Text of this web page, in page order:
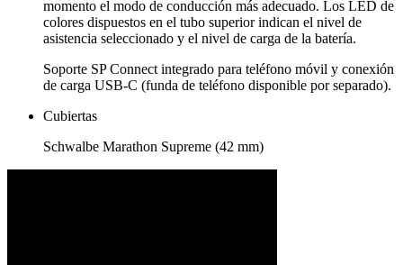
momento el modo de conducción más adecuado. Los LED de
colores dispuestos en el tubo superior indican el nivel de
asistencia seleccionado y el nivel de carga de la batería.
Soporte SP Connect integrado para teléfono móvil y conexión
de carga USB-C (funda de teléfono disponible por separado).
Cubiertas
Schwalbe Marathon Supreme (42 mm)